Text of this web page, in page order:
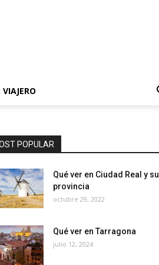
POPULAR
Qué ver en Ciudad Real y su
provincia
octubre 29, 2022
Qué ver en Tarragona
julio 12, 2024